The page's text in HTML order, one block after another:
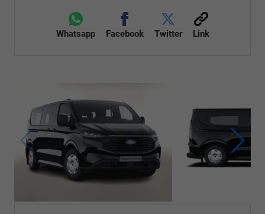
Whatsapp Facebook Twitter Link